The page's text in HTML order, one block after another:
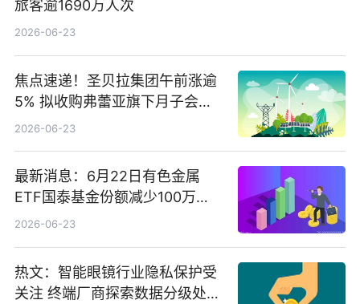
旅客逾1690万人次
2026-06-23
焦点速递！圣贝拉集团午前涨逾
5% 拟收购弗蕾亚旗下月子会所
业务少数股权
2026-06-23
最新消息：6月22日有色金属
ETF国泰基金份额减少100万
份，重仓股紫金矿业、洛阳钼
2026-06-23
热文：智能眼镜行业隐私保护受
关注 终端厂商探索数据分级处理